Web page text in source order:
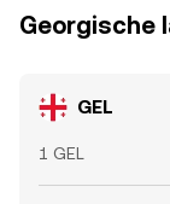
Georgische
GEL
1 GEL